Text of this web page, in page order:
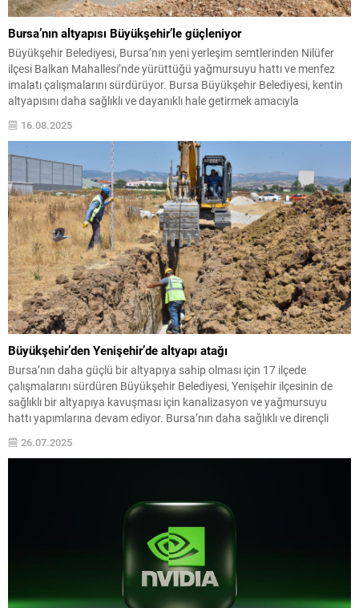
Bursa’nın altyapısı Büyükşehir’le güçleniyor
Büyükşehir Belediyesi, Bursa’nın yeni yerleşim semtlerinden Nilüfer
ilçesi Balkan Mahallesi’nde yürüttüğü yağmursuyu hattı ve menfez
imalatı çalışmalarını sürdürüyor. Bursa Büyükşehir Belediyesi, kentin
altyapısını daha sağlıklı ve dayanıklı hale getirmek amacıyla
çalışmalarına hız kesmeden devam ediyor. Bursa’nın daha
yaşanılabilir bir kent olması ve sağlıklı bir altyapı ağına kavuşması için
16.08.2025
Büyükşehir’den Yenişehir’de altyapı atağı
Bursa’nın daha güçlü bir altyapıya sahip olması için 17 ilçede
çalışmalarını sürdüren Büyükşehir Belediyesi, Yenişehir ilçesinin de
sağlıklı bir altyapıya kavuşması için kanalizasyon ve yağmursuyu
hattı yapımlarına devam ediyor. Bursa’nın daha sağlıklı ve dirençli
altyapıya kavuşması için gece gündüz demeden mesai harcayan
Büyükşehir Belediyesi, BUSKİ ile Yenişehir’de altyapı iyileştirme
26.07.2025